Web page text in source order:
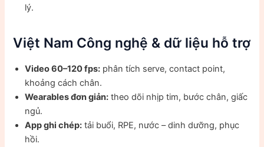
lý.
Việt Nam Công nghệ & dữ liệu hỗ trợ
Video 60–120 fps: phân tích serve, contact point,
khoảng cách chân.
Wearables đơn giản: theo dõi nhịp tim, bước chân, giấc
ngủ.
App ghi chép: tải buổi, RPE, nước – dinh dưỡng, phục
hồi.